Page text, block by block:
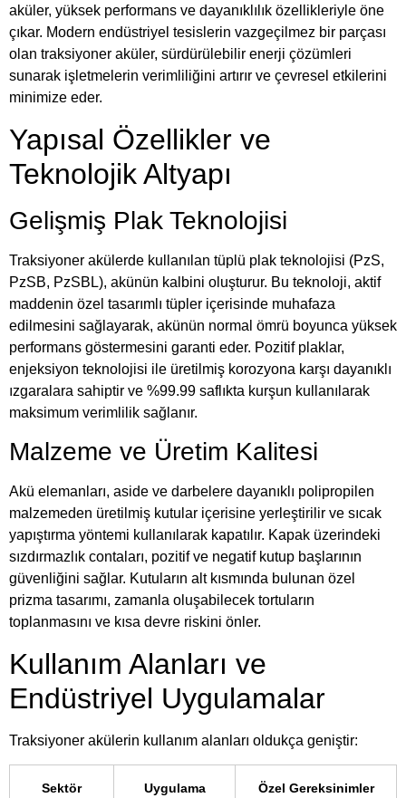
aküler, yüksek performans ve dayanıklılık özellikleriyle öne
çıkar. Modern endüstriyel tesislerin vazgeçilmez bir parçası
olan traksiyoner aküler, sürdürülebilir enerji çözümleri
sunarak işletmelerin verimliliğini artırır ve çevresel etkilerini
minimize eder.
Yapısal Özellikler ve
Teknolojik Altyapı
Gelişmiş Plak Teknolojisi
Traksiyoner akülerde kullanılan tüplü plak teknolojisi (PzS,
PzSB, PzSBL), akünün kalbini oluşturur. Bu teknoloji, aktif
maddenin özel tasarımlı tüpler içerisinde muhafaza
edilmesini sağlayarak, akünün normal ömrü boyunca yüksek
performans göstermesini garanti eder. Pozitif plaklar,
enjeksiyon teknolojisi ile üretilmiş korozyona karşı dayanıklı
ızgaralara sahiptir ve %99.99 saflıkta kurşun kullanılarak
maksimum verimlilik sağlanır.
Malzeme ve Üretim Kalitesi
Akü elemanları, aside ve darbelere dayanıklı polipropilen
malzemeden üretilmiş kutular içerisine yerleştirilir ve sıcak
yapıştırma yöntemi kullanılarak kapatılır. Kapak üzerindeki
sızdırmazlık contaları, pozitif ve negatif kutup başlarının
güvenliğini sağlar. Kutuların alt kısmında bulunan özel
prizma tasarımı, zamanla oluşabilecek tortuların
toplanmasını ve kısa devre riskini önler.
Kullanım Alanları ve
Endüstriyel Uygulamalar
Traksiyoner akülerin kullanım alanları oldukça geniştir:
Sektör
Uygulama
Özel Gereksinimler